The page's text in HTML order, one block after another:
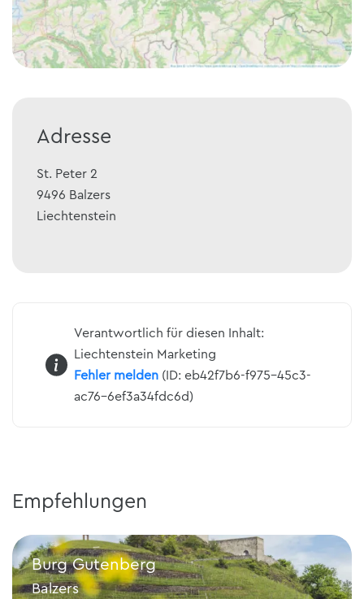
Adresse
St. Peter 2
9496 Balzers
Liechtenstein
Verantwortlich für diesen Inhalt:
Liechtenstein Marketing
Fehler melden (ID: eb42f7b6-f975-45c3-
ac76-6ef3a34fdc6d)
Empfehlungen
Burg Gutenberg
Balzers